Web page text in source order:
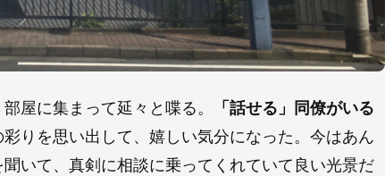
屋に集まって延々と喋る。
「話せる」同僚がいる
彩りを思い出して、嬉しい気分になった。今はあん
いて、真剣に相談に乗ってくれていて良い光景だ